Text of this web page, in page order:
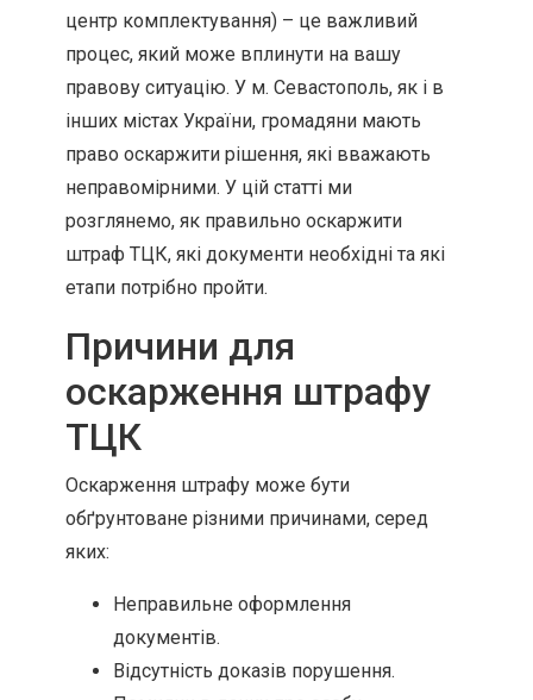
центр комплектування) – це важливий
процес, який може вплинути на вашу
правову ситуацію. У м. Севастополь, як і в
інших містах України, громадяни мають
право оскаржити рішення, які вважають
неправомірними. У цій статті ми
розглянемо, як правильно оскаржити
штраф ТЦК, які документи необхідні та які
етапи потрібно пройти.
Причини для
оскарження штрафу
ТЦК
Оскарження штрафу може бути
обґрунтоване різними причинами, серед
яких:
Неправильне оформлення
документів.
Відсутність доказів порушення.